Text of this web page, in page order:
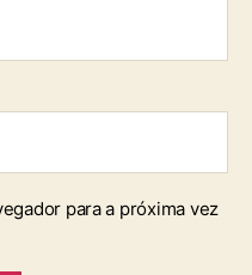
para a próxima vez